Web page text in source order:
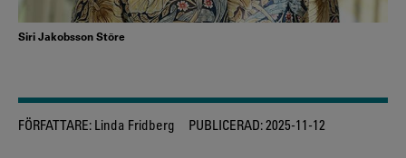
Siri Jakobsson Störe
FÖRFATTARE: Linda Fridberg PUBLICERAD:2025-11-12